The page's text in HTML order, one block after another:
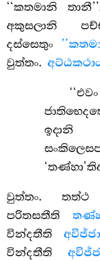
‘‘කතමානි
අකුසලානි
දස්සෙතුං
වුත්තං.
ඉදානි
වුත්තං.
පරිතසතීති
වින්දතීති
වින්දතීති